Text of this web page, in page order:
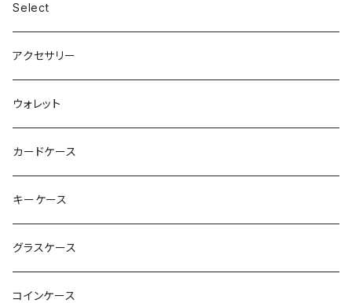
Select
アクセサリー
ウォレット
カードケース
キーケース
グラスケース
コインケース